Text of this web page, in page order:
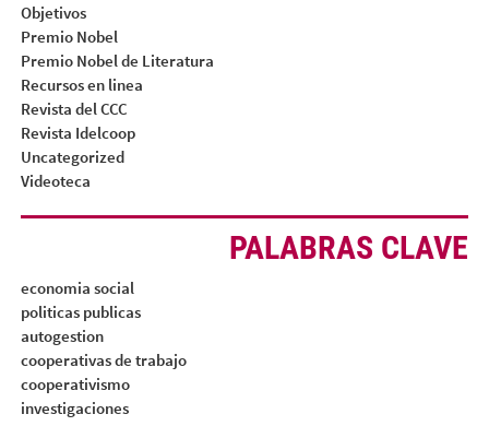
Objetivos
Premio Nobel
Premio Nobel de Literatura
Recursos en linea
Revista del CCC
Revista Idelcoop
Uncategorized
Videoteca
PALABRAS CLAVE
economia social
politicas publicas
autogestion
cooperativas de trabajo
cooperativismo
investigaciones